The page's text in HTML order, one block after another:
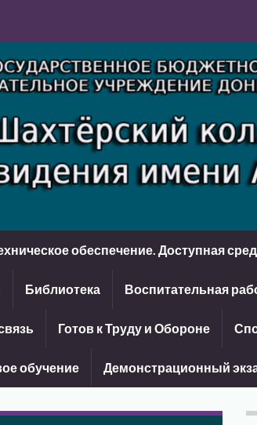
обеспечение. Доступная
Библиотека Воспитательная
Готов к Труду и Обороне
обучение Демонстрационный